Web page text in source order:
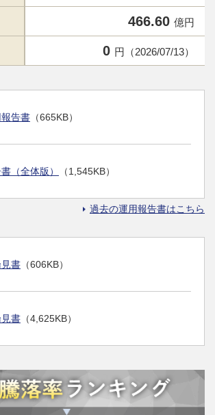
466.60 億円
0 円（2026/07/13）
告書 （665KB）
（全体版） （1,545KB）
過去の運用報告書はこちら
書 （606KB）
書 （4,625KB）